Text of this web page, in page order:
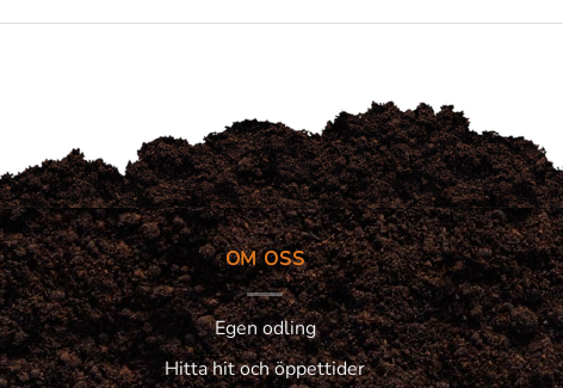
OM OSS
Egen odling
Hitta hit och öppettider